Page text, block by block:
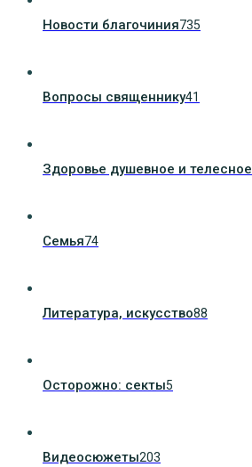
Новости благочиния735
Вопросы священнику41
Здоровье душевное и телесное
Семья74
Литература, искуcство88
Осторожно: секты5
Видеосюжеты203